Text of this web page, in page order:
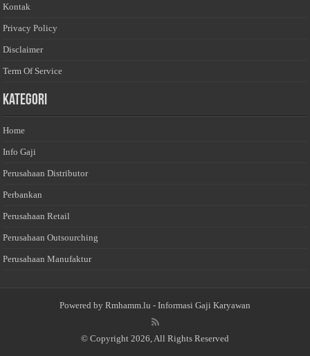
Kontak
Privacy Policy
Disclaimer
Term Of Service
Kategori
Home
Info Gaji
Perusahaan Distributor
Perbankan
Perusahaan Retail
Perusahaan Outsourching
Perusahaan Manufaktur
Powered by Rmhamm.lu - Informasi Gaji Karyawan
© Copyright 2026, All Rights Reserved